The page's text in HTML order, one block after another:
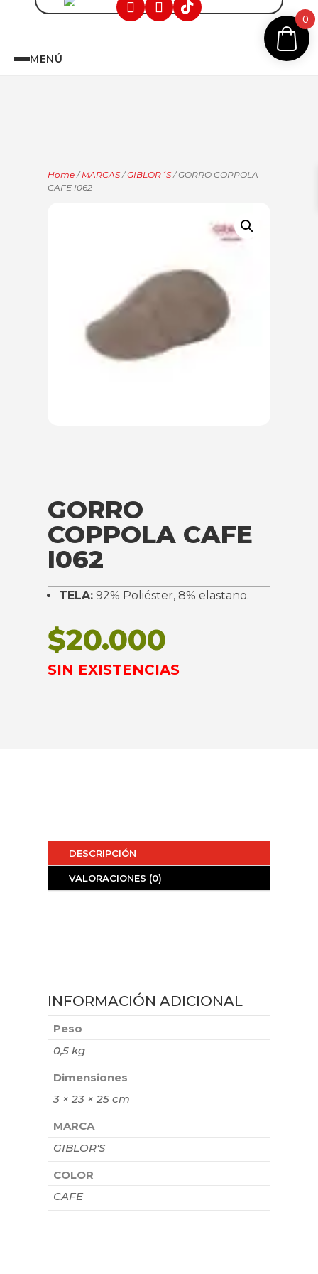
MENÚ
Home/MARCAS/GIBLOR´S/ GORRO COPPOLA
CAFE I062
GORRO
COPPOLA CAFE
I062
TELA: 92% Poliéster, 8% elastano.
$20.000
SIN EXISTENCIAS
DESCRIPCIÓN
VALORACIONES (0)
INFORMACIÓN ADICIONAL
Peso
0,5 kg
Dimensiones
3 × 23 × 25 cm
MARCA
GIBLOR'S
COLOR
CAFE
0